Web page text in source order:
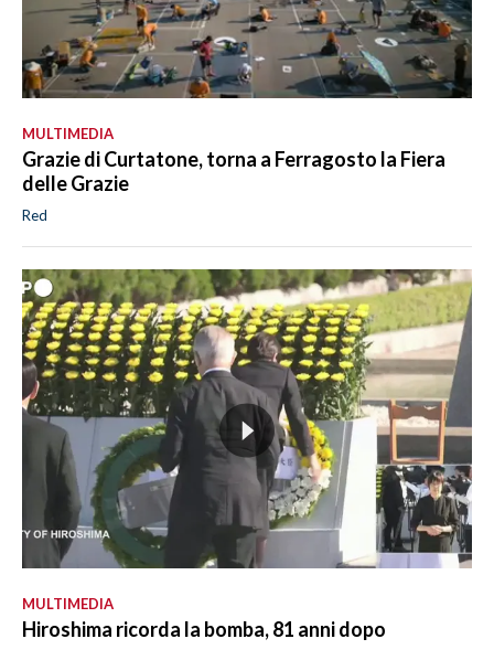
MULTIMEDIA
Grazie di Curtatone, torna a Ferragosto la Fiera
delle Grazie
Red
MULTIMEDIA
Hiroshima ricorda la bomba, 81 anni dopo